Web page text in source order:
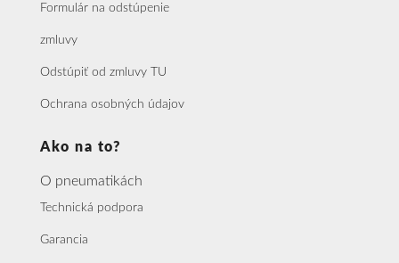
Formulár na odstúpenie
zmluvy
Odstúpiť od zmluvy TU
Ochrana osobných údajov
Ako na to?
O pneumatikách
Technická podpora
Garancia